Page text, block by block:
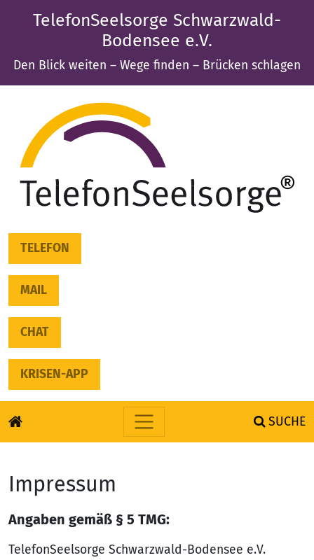
TelefonSeelsorge Schwarzwald-
Bodensee e.V.
Den Blick weiten – Wege finden – Brücken schlagen
TELEFON
MAIL
CHAT
KRISEN-APP
Skip to content
SUCHE
Impressum
Angaben gemäß § 5 TMG:
TelefonSeelsorge Schwarzwald-Bodensee e.V.